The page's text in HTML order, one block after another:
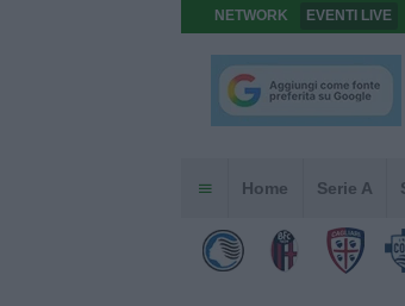
NETWORK EVENTI LIVE
Home Serie A